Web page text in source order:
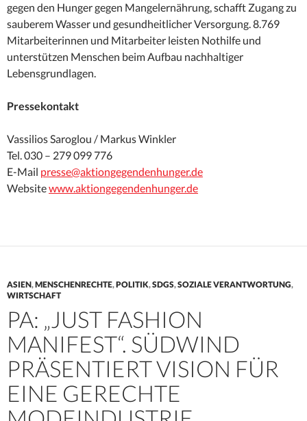
gegen den Hunger gegen Mangelernährung, schafft Zugang zu
sauberem Wasser und gesundheitlicher Versorgung. 8.769
Mitarbeiterinnen und Mitarbeiter leisten Nothilfe und
unterstützen Menschen beim Aufbau nachhaltiger
Lebensgrundlagen.
Pressekontakt
Vassilios Saroglou / Markus Winkler
Tel. 030 – 279 099 776
E-Mail presse@aktiongegendenhunger.de
Websitewww.aktiongegendenhunger.de
ASIEN,MENSCHENRECHTE,POLITIK,SDGS,SOZIALE VERANTWORTUNG,
WIRTSCHAFT
PA: „JUST FASHION
MANIFEST“. SÜDWIND
PRÄSENTIERT VISION FÜR
EINE GERECHTE